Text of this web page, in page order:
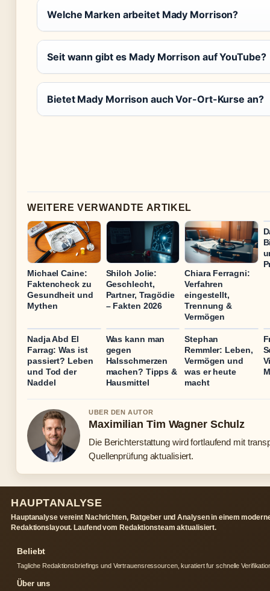
Welche Marken arbeitet Mady Morrison?
Seit wann gibt es Mady Morrison auf YouTube?
Bietet Mady Morrison auch Vor-Ort-Kurse an?
WEITERE VERWANDTE ARTIKEL
Michael Caine:
Faktencheck zu
Gesundheit und
Mythen
Shiloh Jolie:
Geschlecht,
Partner, Tragödie
– Fakten 2026
Chiara Ferragni:
Verfahren
eingestellt,
Trennung &
Vermögen
Nadja Abd El
Farrag: Was ist
passiert? Leben
und Tod der
Naddel
Was kann man
gegen
Halsschmerzen
machen? Tipps &
Hausmittel
Stephan
Remmler: Leben,
Vermögen und
was er heute
macht
UBER DEN AUTOR
Maximilian Tim Wagner Schulz
Die Berichterstattung wird fortlaufend mit
Quellenprüfung aktualisiert.
HAUPTANALYSE
Hauptanalyse vereint Nachrichten, Ratgeber und Analysen in einem
Redaktionslayout. Laufend vom Redaktionsteam aktualisiert.
Beliebt
Tagliche Redaktionsbriefings und Vertrauensressourcen, kuratiert fur schnelle
Über uns